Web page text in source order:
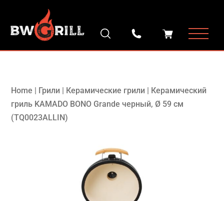
Home | Грили | Керамические грили | Керамический
гриль KAMADO BONO Grande черный, Ø 59 cм
(TQ0023ALLIN)